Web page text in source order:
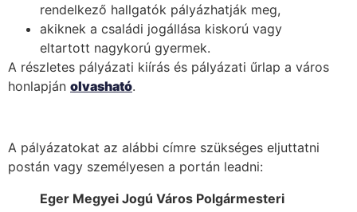
rendelkező hallgatók pályázhatják meg,
akiknek a családi jogállása kiskorú vagy
eltartott nagykorú gyermek.
A részletes pályázati kiírás és pályázati űrlap a város
honlapján olvasható.
A pályázatokat az alábbi címre szükséges eljuttatni
postán vagy személyesen a portán leadni:
Eger Megyei Jogú Város Polgármesteri